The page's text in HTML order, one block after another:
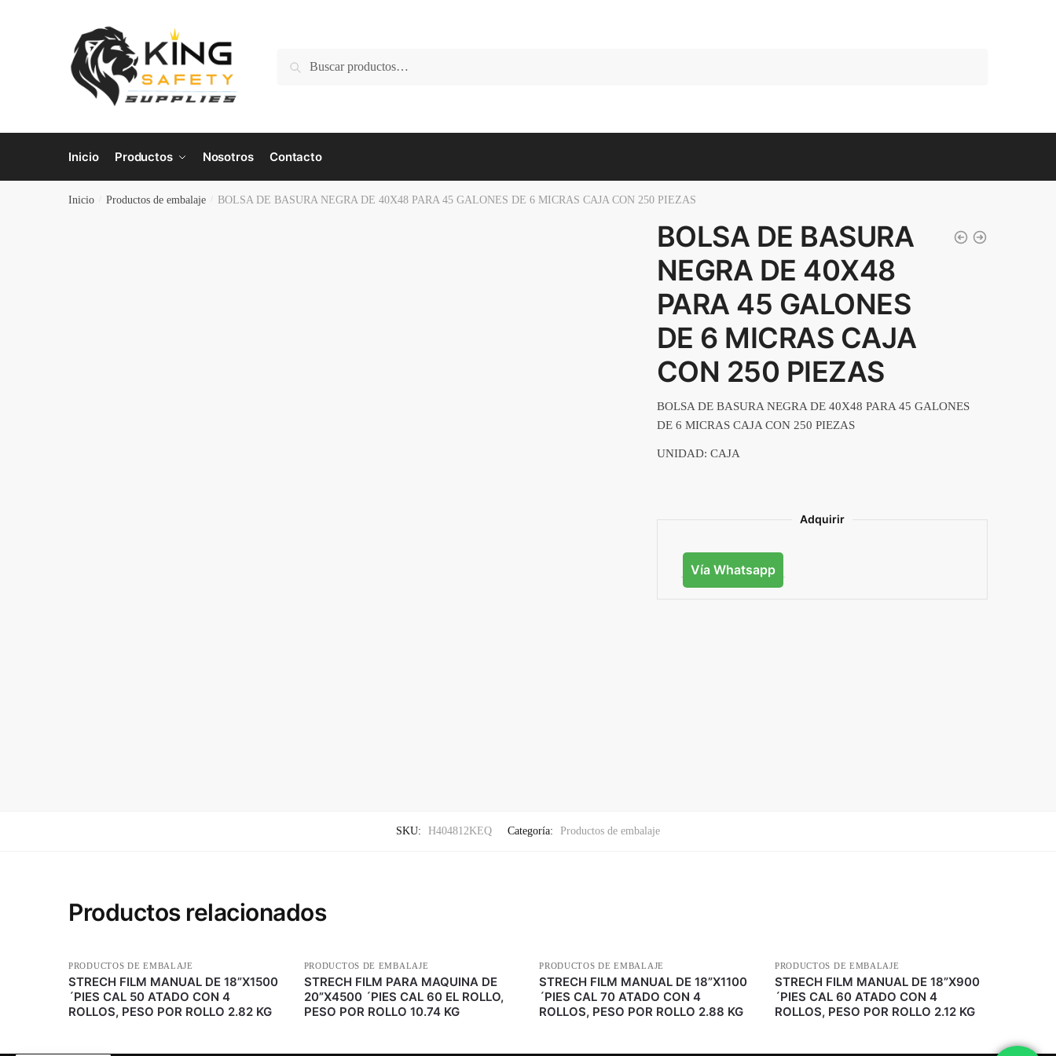
Buscar
Inicio Productos Nosotros Contacto
Inicio Productos de embalaje BOLSA DE BASURA NEGRA DE 40X48 PARA 45 GALONES DE 6 MICRAS CAJA CON 250 PIEZAS
BOLSA DE BASURA
NEGRA DE 40X48
PARA 45 GALONES
DE 6 MICRAS CAJA
CON 250 PIEZAS
BOLSA DE BASURA NEGRA DE 40X48 PARA 45 GALONES
DE 6 MICRAS CAJA CON 250 PIEZAS
UNIDAD: CAJA
Adquirir
Vía Whatsapp
SKU: H404812KEQ Categoría: Productos de embalaje
Productos relacionados
PRODUCTOS DE EMBALAJE
STRECH FILM MANUAL DE 18”X1500
´PIES CAL 50 ATADO CON 4
ROLLOS, PESO POR ROLLO 2.82 KG
PRODUCTOS DE EMBALAJE
STRECH FILM PARA MAQUINA DE
20”X4500 ´PIES CAL 60 EL ROLLO,
PESO POR ROLLO 10.74 KG
PRODUCTOS DE EMBALAJE
STRECH FILM MANUAL DE 18”X1100
´PIES CAL 70 ATADO CON 4
ROLLOS, PESO POR ROLLO 2.88 KG
PRODUCTOS DE EMBALAJE
STRECH FILM MANUAL DE 18”X900
´PIES CAL 60 ATADO CON 4
ROLLOS, PESO POR ROLLO 2.12 KG